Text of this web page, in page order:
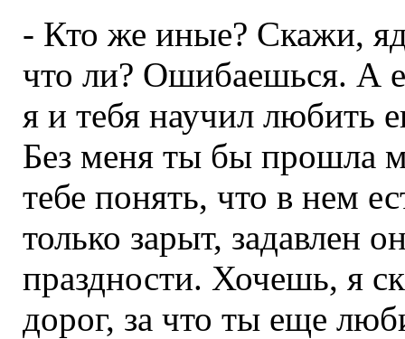
- Кто же иные? Скажи,
что ли? Ошибаешься. А
я и тебя научил любить
Без меня ты бы прошла
тебе понять, что в нем
только зарыт, задавлен
праздности. Хочешь, я
дорог, за что ты еще